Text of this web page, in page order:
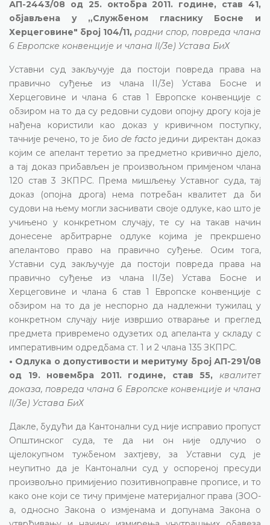
АП-2443/08 од 25. октобра 2011. године, став 41,
објављена у „Службеном гласнику Босне и
Херцеговине" број 104/11, радни спор, повреда члана
6 Европске конвенције и члана II/3е) Устава БиХ
Уставни суд закључује да постоји повреда права на
правично суђење из члана II/3е) Устава Босне и
Херцеговине и члана 6 став 1 Европске конвенције с
обзиром на то да су редовни судови опојну дрогу која је
нађена користили као доказ у кривичном поступку,
тачније речено, то је биоde facto једини директан доказ
којим се апелант теретио за предметно кривично дјело,
а тај доказ прибављен је произвољном примјеном члана
120 став 3 ЗКПРС. Према мишљењу Уставног суда, тај
доказ (опојна дрога) нема потребан квалитет да би
судови на њему могли заснивати своје одлуке, као што је
учињено у конкретном случају, те су на такав начин
донесене арбитрарне одлуке којима је прекршено
апелантово право на правично суђење. Осим тога,
Уставни суд закључује да постоји повреда права на
правично суђење из члана II/3е) Устава Босне и
Херцеговине и члана 6 став 1 Европске конвенције с
обзиром на то да је неспорно да надлежни тужилац у
конкретном случају није извршио отварање и преглед
предмета привремено одузетих од апеланта у складу с
императивним одредбама ст. 1 и 2 члана 135 ЗКПРС.
• Одлука о допустивости и меритуму број АП-291/08
од 19. новембра 2011. године, став 55, квалитет
доказа, повреда члана 6 Европске конвенције и члана
II/3е) Устава БиХ
Дакле, будући да Кантонални суд није исправио пропуст
Општинског суда, те да ни он није одлучио о
цјелокупном тужбеном захтјеву, за Уставни суд је
неупитно да је Кантонални суд у оспореној пресуди
произвољно примијенио позитивноправне прописе, и то
како оне који се тичу примјене материјалног права (ЗОО-
а, односно Закона о измјенама и допунама Закона о